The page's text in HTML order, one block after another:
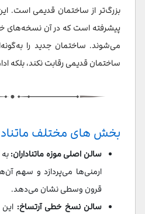
بزرگ‌تر از ساختمان قدیمی است.
پیشرفته است که در آن نسخه‌های
می‌شوند. ساختمان جدید را
ساختمان قدیمی رقابت نکند، بلکه
بخش های مختلف
سالن اصلی موزه ماتناداران:
ارمنی‌ها می‌پردازد و سهم
قرون وسطی نشان می‌دهد.
سالن نسخ خطی آرتساخ: